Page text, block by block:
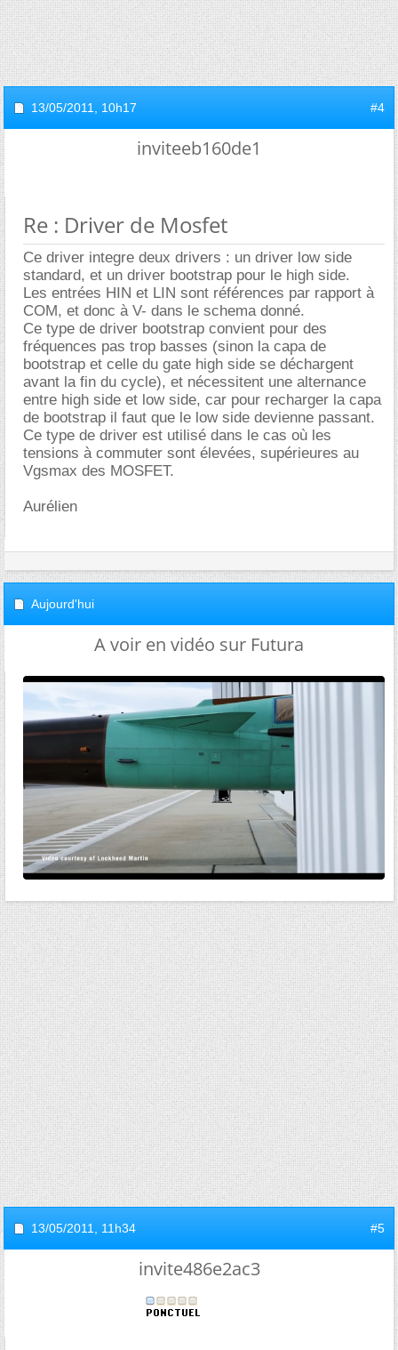
13/05/2011, 10h17 #4
inviteeb160de1
Re : Driver de Mosfet
Ce driver integre deux drivers : un driver low side
standard, et un driver bootstrap pour le high side.
Les entrées HIN et LIN sont références par rapport à
COM, et donc à V- dans le schema donné.
Ce type de driver bootstrap convient pour des
fréquences pas trop basses (sinon la capa de
bootstrap et celle du gate high side se déchargent
avant la fin du cycle), et nécessitent une alternance
entre high side et low side, car pour recharger la capa
de bootstrap il faut que le low side devienne passant.
Ce type de driver est utilisé dans le cas où les
tensions à commuter sont élevées, supérieures au
Vgsmax des MOSFET.
Aurélien
Aujourd'hui
A voir en vidéo sur Futura
13/05/2011, 11h34 #5
invite486e2ac3